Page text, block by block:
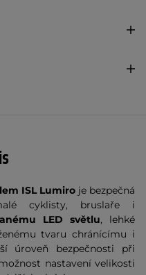
ISL Lumiroje bezpečná
cyklisty, bruslaře i
LED světlu, lehké
tvaru chránícímu i
úroveň bezpečnosti při
nastavení velikosti